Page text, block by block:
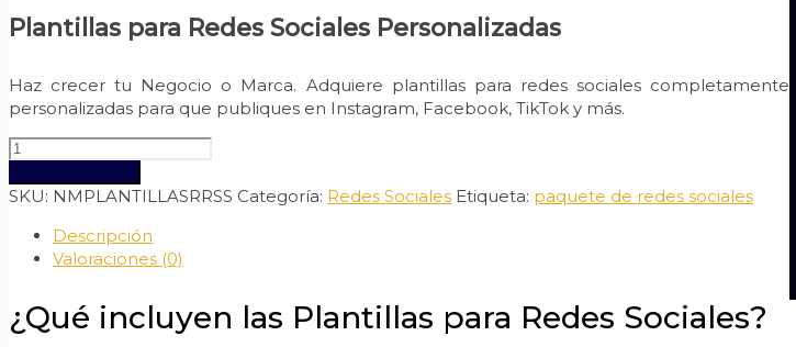
Plantillas para Redes Sociales Personalizadas
Haz crecer tu Negocio o Marca. Adquiere plantillas para redes sociales completamente
personalizadas para que publiques en Instagram, Facebook, TikTok y más.
Plantillas
Redes
Personalizadas
cantidad
SKU: NMPLANTILLASRRSS Categoría: Redes Sociales Etiqueta: paquete de redes sociales
Descripción
Valoraciones (0)
¿Qué incluyen las Plantillas para Redes Sociales?